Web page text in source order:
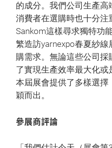
的成分。我們公司生產
消費者在選購時也十分注
Sankom這樣尋求獨特功
繁造訪yarnexpo春夏紗
購需求。無論這些公司
了實現生產效率最大化或
本屆展會提供了多樣選擇
穎而出。
參展商評論